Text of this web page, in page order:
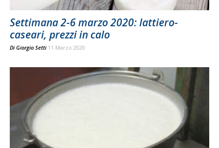
Settimana 2-6 marzo 2020: lattiero-
caseari, prezzi in calo
Di Giorgio Setti 11 Marzo 2020